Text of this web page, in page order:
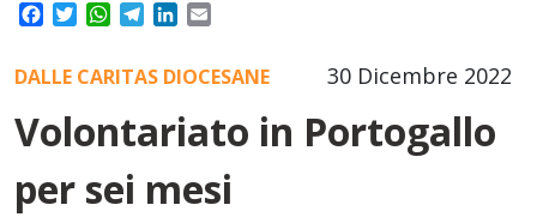
Facebook
TwitterWhatsApp
TelegramLinkedIn
30 Dicembre 2022
DALLE CARITAS DIOCESANE
Volontariato in Portogallo
per sei mesi